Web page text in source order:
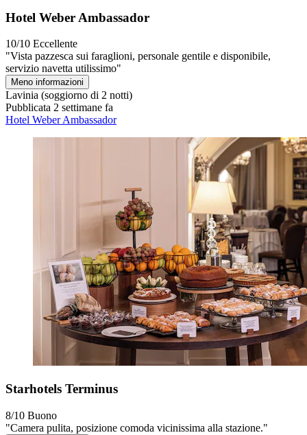
Hotel Weber Ambassador
10/10 Eccellente
"Vista pazzesca sui faraglioni, personale gentile e disponibile,
servizio navetta utilissimo"
Meno informazioni
Lavinia (soggiorno di 2 notti)
Pubblicata 2 settimane fa
Hotel Weber Ambassador
Starhotels Terminus
8/10 Buono
"Camera pulita, posizione comoda vicinissima alla stazione."